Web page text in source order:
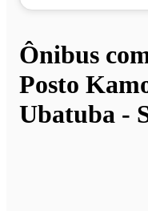
Ônibus
Posto
Ubatuba -